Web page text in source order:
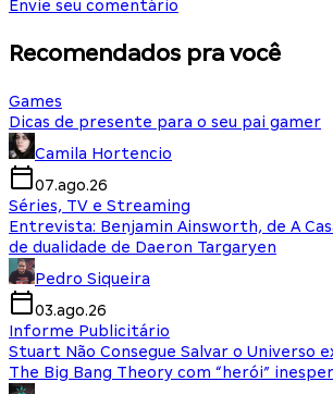
Envie seu comentário
Recomendados pra você
Games
Dicas de presente para o seu pai gamer
Camila Hortencio
07.ago.26
Séries, TV e Streaming
Entrevista: Benjamin Ainsworth, de A
de dualidade de Daeron Targaryen
Pedro Siqueira
03.ago.26
Informe Publicitário
Stuart Não Consegue Salvar o Universo
The Big Bang Theory com “herói”